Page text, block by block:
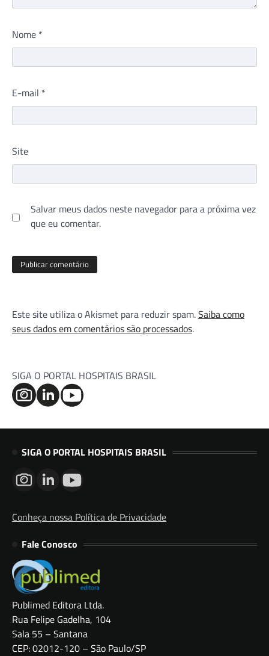
Nome *
E-mail *
Site
Salvar meus dados neste navegador para a próxima vez
que eu comentar.
Este site utiliza o Akismet para reduzir spam.Saiba como
seus dados em comentários são processados.
SIGA O PORTAL HOSPITAIS BRASIL
SIGA O PORTAL HOSPITAIS BRASIL
Conheça nossa Política de Privacidade
Fale Conosco
Publimed Editora Ltda.
Rua Felipe Gadelha, 104
Sala 55 – Santana
CEP: 02012-120 – São Paulo/SP